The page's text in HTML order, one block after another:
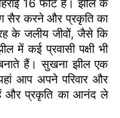
16 फीट है। झील के
सैर करने और प्रकृति का
के जलीय जीवों, जैसे कि
में कई प्रवासी पक्षी भी
हैं। सुखना झील एक
आप अपने परिवार और
और प्रकृति का आनंद ले